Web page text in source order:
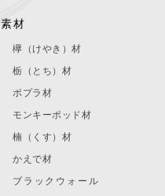
素材
欅（けやき）材
栃（とち）材
ポプラ材
モンキーポッド材
楠（くす）材
かえで材
ブラックウォール